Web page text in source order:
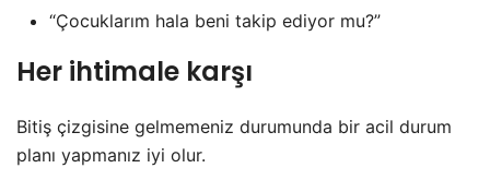
“Çocuklarım hala beni takip ediyor mu?”
Her ihtimale karşı
Bitiş çizgisine gelmemeniz durumunda bir acil durum
planı yapmanız iyi olur.